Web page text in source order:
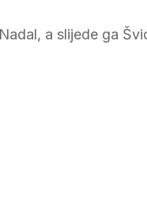
a slijede ga